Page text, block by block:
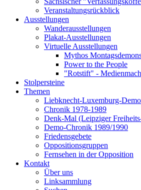
Veranstaltungsrückblick
Ausstellungen
Wanderausstellungen
Plakat-Ausstellungen
Virtuelle Ausstellungen
Mythos
Power to the People
"Rotstift" -
Stolpersteine
Themen
Liebknecht-Luxemburg-
Chronik 1978-1989
Denk-Mal (Leipziger
Demo-Chronik 1989/1990
Friedensgebete
Oppositionsgruppen
Fernsehen in der Opposition
Kontakt
Über uns
Linksammlung